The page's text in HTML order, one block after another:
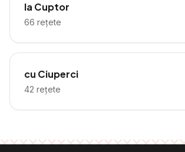
la Cuptor
66 rețete
cu Ciuperci
42 rețete